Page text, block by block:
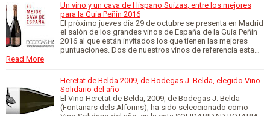
Un vino y un cava de Hispano Suizas, entre los mejores
para la Guía Peñín 2016
El próximo jueves día 29 de octubre se presenta en Madrid
el salón de los grandes vinos de España de la Guía Peñín
2016 al que están invitados los que tienen las mejores
puntuaciones. Dos de nuestros vinos de referencia esta…
Read More
Heretat de Belda 2009, de Bodegas J. Belda, elegido Vino
Solidario del año
El Vino Heretat de Belda, 2009, de Bodegas J. Belda
(Fontanars dels Alforins), ha sido seleccionado como